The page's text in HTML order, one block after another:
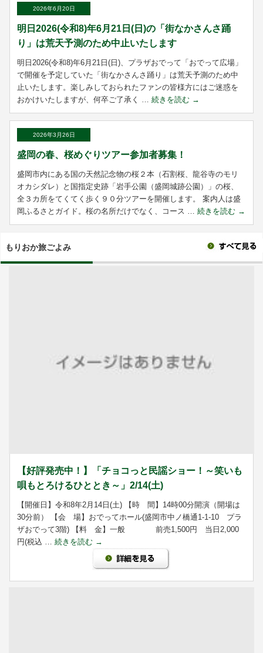
2026年6月20日
明日2026(令和8)年6月21日(日)の「街なかさんさ踊
り」は荒天予測のため中止いたします
明日2026(令和8)年6月21日(日)、プラザおでって「おでって広場」
で開催を予定していた「街なかさんさ踊り」は荒天予測のため中
止いたします。楽しみしておられたファンの皆様方にはご迷惑を
おかけいたしますが、何卒ご了承く …続きを読む →
2026年3月26日
盛岡の春、桜めぐりツアー参加者募集！
盛岡市内にある国の天然記念物の桜２本（石割桜、龍谷寺のモリ
オカシダレ）と国指定史跡「岩手公園（盛岡城跡公園）」の桜、
全３カ所をてくてく歩く９０分ツアーを開催します。 案内人は盛
岡ふるさとガイド。桜の名所だけでなく、コース …続きを読む →
もりおか旅ごよみ
【好評発売中！】「チョコっと民謡ショー！～笑いも
唄もとろけるひととき～」2/14(土)
【開催日】令和8年2月14日(土) 【時 間】14時00分開演（開場は
30分前） 【会 場】おでってホール(盛岡市中ノ橋通1-1-10 プラ
ザおでって3階) 【料 金】一般 前売1,500円 当日2,000
円(税込 …続きを読む →